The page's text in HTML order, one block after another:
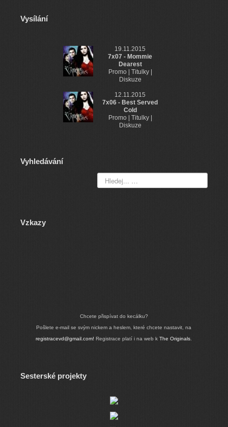
Vysílání
19.11.2015
7x07 - Mommie
Dearest
Promo | Titulky |
Diskuze
12.11.2015
7x06 - Best Served
Cold
Promo | Titulky |
Diskuze
Vyhledávání
Vzkazy
Chcete přispívat do kecálku?
Pošlete e-mail se svým nickem a heslem, které chcete nastavit, na
registracevd@gmail.com! Registrace platí i na web kThe Originals
Sesterské projekty